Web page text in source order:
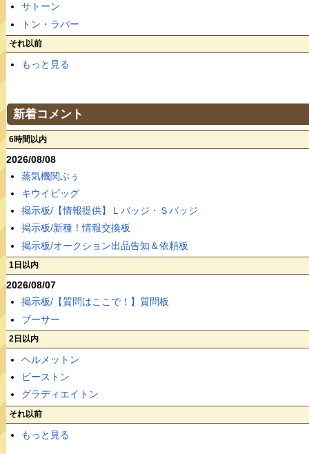
サトーン
トン・ラバー
それ以前
もっと見る
新着コメント
6時間以内
2026/08/08
蒸気機関ぶぅ
キウイピッグ
掲示板/【情報提供】Ｌバッジ・Ｓバッジ
掲示板/新種！情報交換板
掲示板/オークション出品告知＆依頼板
1日以内
2026/08/07
掲示板/【質問はここで！】質問板
ブーサー
2日以内
ヘルメットン
ビーストン
グラディエイトン
それ以前
もっと見る